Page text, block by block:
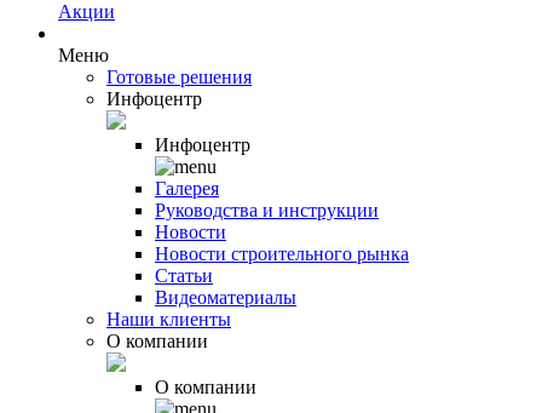
Акции
Меню
Готовые решения
Инфоцентр
Инфоцентр
Галерея
Руководства и инструкции
Новости
Новости строительного рынка
Статьи
Видеоматериалы
Наши клиенты
О компании
О компании